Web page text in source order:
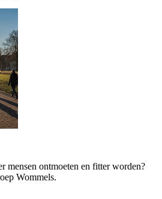
mensen ontmoeten en fitter worden?
Wommels.